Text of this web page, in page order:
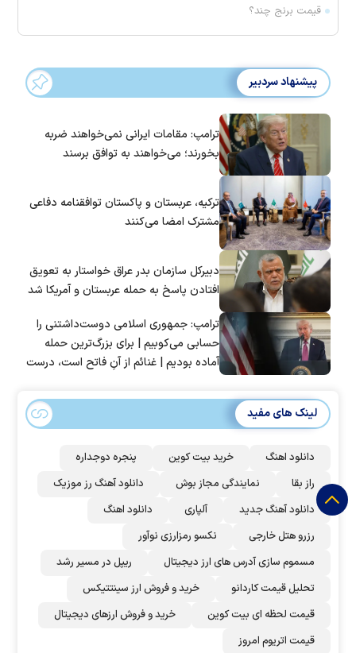
قیمت برنج چند؟
پیشنهاد سردبیر
ترامپ: مقامات ایرانی نمی‌خواهند ضربه
بخورند؛ می‌خواهند به توافق برسند
ترکیه، عربستان و پاکستان توافقنامه دفاعی
مشترک امضا می‌کنند
دبیرکل سازمان بدر عراق خواستار به تعویق
افتادن پاسخ به حمله عربستان و آمریکا شد
ترامپ: جمهوری اسلامی دوست‌داشتنی را
حسابی می‌کوبیم | برای بزرگ‌ترین حمله
آماده بودیم | غنائم از آنِ فاتح است، درست
لینک های مفید
دانلود اهنگ خرید بیت کوین
پنجره دوجداره
راز بقا
نمایندگی مجاز بوش
دانلود آهنگ رز‌ موزیک
دانلود آهنگ جدید
آلپاری
دانلود اهنگ
رزرو هتل خارجی
نکسو رمزارزی نوآور
مسموم سازی آدرس های ارز دیجیتال
ریپل در مسیر رشد
تحلیل قیمت کاردانو
خرید و فروش ارز سینتتیکس
قیمت لحظه ای بیت کوین
خرید و فروش ارزهای دیجیتال
قیمت اتریوم امروز